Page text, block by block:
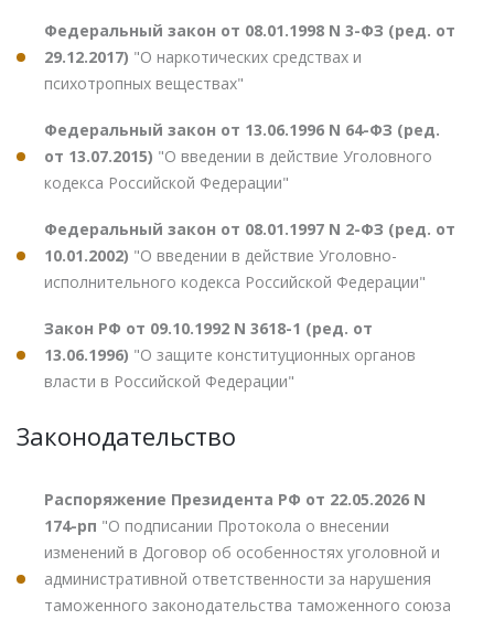
Федеральный закон от 08.01.1998 N 3-ФЗ (ред. от
29.12.2017) "О наркотических средствах и
психотропных веществах"
Федеральный закон от 13.06.1996 N 64-ФЗ (ред.
от 13.07.2015) "О введении в действие Уголовного
кодекса Российской Федерации"
Федеральный закон от 08.01.1997 N 2-ФЗ (ред. от
10.01.2002) "О введении в действие Уголовно-
исполнительного кодекса Российской Федерации"
Закон РФ от 09.10.1992 N 3618-1 (ред. от
13.06.1996) "О защите конституционных органов
власти в Российской Федерации"
Законодательство
Распоряжение Президента РФ от 22.05.2026 N
174-рп "О подписании Протокола о внесении
изменений в Договор об особенностях уголовной и
административной ответственности за нарушения
таможенного законодательства таможенного союза